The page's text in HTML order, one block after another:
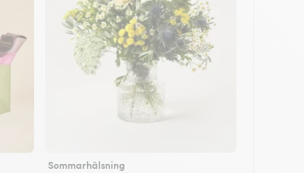
Sommarhälsning